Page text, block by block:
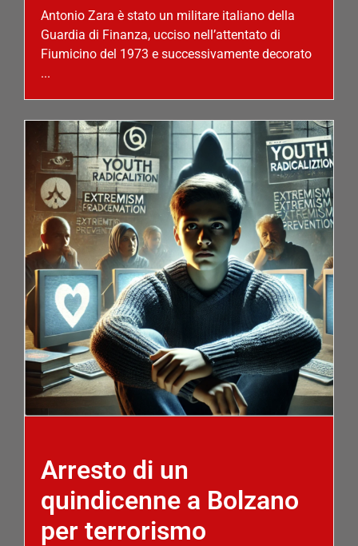
Antonio Zara è stato un militare italiano della
Guardia di Finanza, ucciso nell’attentato di
Fiumicino del 1973 e successivamente decorato
...
Arresto di un
quindicenne a Bolzano
per terrorismo